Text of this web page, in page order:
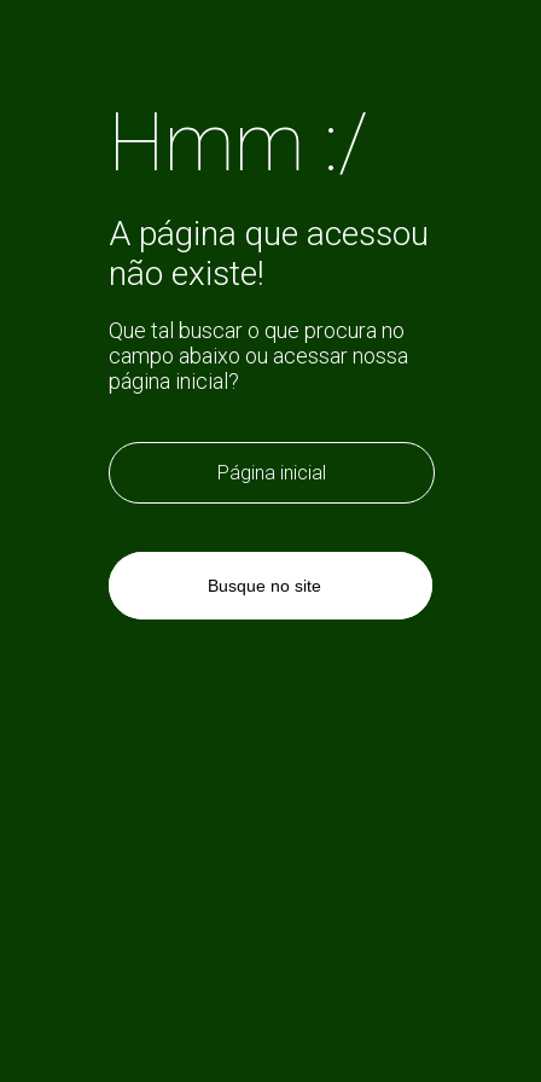
Hmm :/
A página que acessou
não existe!
Que tal buscar o que procura no
campo abaixo ou acessar nossa
página inicial?
Página inicial